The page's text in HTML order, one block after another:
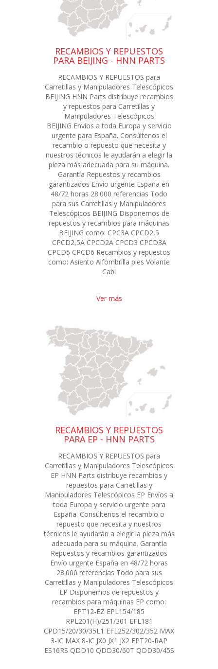
RECAMBIOS Y REPUESTOS
PARA BEIJING - HNN PARTS
RECAMBIOS Y REPUESTOS para
Carretillas y Manipuladores Telescópicos
BEIJING HNN Parts distribuye recambios
y repuestos para Carretillas y
Manipuladores Telescópicos
BEIJING Envíos a toda Europa y servicio
urgente para España. Consúltenos el
recambio o repuesto que necesita y
nuestros técnicos le ayudarán a elegir la
pieza más adecuada para su máquina.
Garantía Repuestos y recambios
garantizados Envío urgente España en
48/72 horas 28.000 referencias Todo
para sus Carretillas y Manipuladores
Telescópicos BEIJING Disponemos de
repuestos y recambios para máquinas
BEIJING como: CPC3A CPCD2,5
CPCD2,5A CPCD2A CPCD3 CPCD3A
CPCD5 CPCD6 Recambios y repuestos
como: Asiento Alfombrilla pies Volante
Cabl
Ver más
RECAMBIOS Y REPUESTOS
PARA EP - HNN PARTS
RECAMBIOS Y REPUESTOS para
Carretillas y Manipuladores Telescópicos
EP HNN Parts distribuye recambios y
repuestos para Carretillas y
Manipuladores Telescópicos EP Envíos a
toda Europa y servicio urgente para
España. Consúltenos el recambio o
repuesto que necesita y nuestros
técnicos le ayudarán a elegir la pieza más
adecuada para su máquina. Garantía
Repuestos y recambios garantizados
Envío urgente España en 48/72 horas
28.000 referencias Todo para sus
Carretillas y Manipuladores Telescópicos
EP Disponemos de repuestos y
recambios para máquinas EP como:
EPT12-EZ EPL154/185
RPL201(H)/251/301 EFL181
CPD15/20/30/35L1 EFL252/302/352 MAX
3-IC MAX 8-IC JX0 JX1 JX2 EPT20-RAP
ES16RS QDD10 QDD30/60T QDD30/45S